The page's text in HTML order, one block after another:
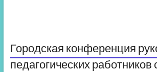
Городская конференция
педагогических